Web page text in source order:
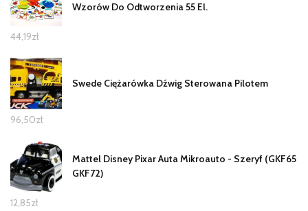
Wzorów Do Odtworzenia 55 El.
44,19zł
Swede Ciężarówka Dźwig Sterowana Pilotem
96,50zł
Mattel Disney Pixar Auta Mikroauto - Szeryf (GKF65
GKF72)
12,85zł